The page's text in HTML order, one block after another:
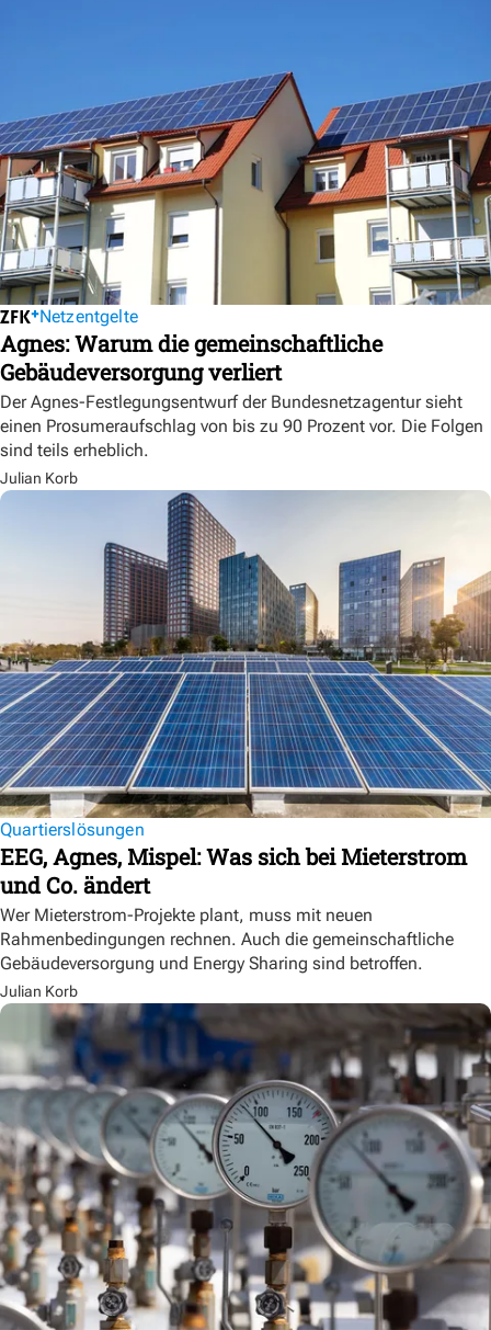
Netzentgelte
Agnes: Warum die gemeinschaftliche
Gebäudeversorgung verliert
Der Agnes-Festlegungsentwurf der Bundesnetzagentur sieht
einen Prosumeraufschlag von bis zu 90 Prozent vor. Die Folgen
sind teils erheblich.
Julian Korb
Quartierslösungen
EEG, Agnes, Mispel: Was sich bei Mieterstrom
und Co. ändert
Wer Mieterstrom-Projekte plant, muss mit neuen
Rahmenbedingungen rechnen. Auch die gemeinschaftliche
Gebäudeversorgung und Energy Sharing sind betroffen.
Julian Korb